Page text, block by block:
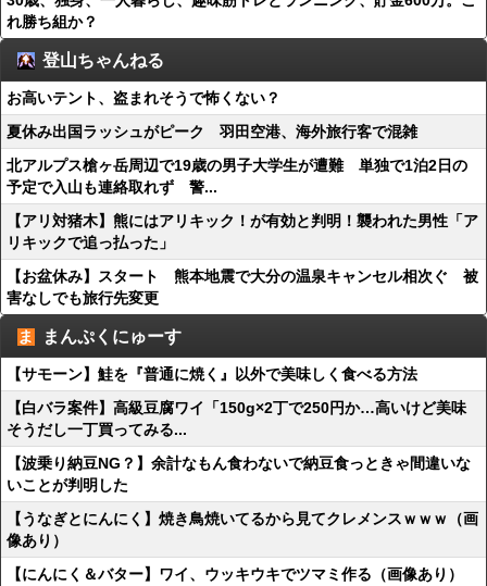
れ勝ち組か？
登山ちゃんねる
お高いテント、盗まれそうで怖くない？
夏休み出国ラッシュがピーク 羽田空港、海外旅行客で混雑
北アルプス槍ヶ岳周辺で19歳の男子大学生が遭難 単独で1泊2日の
予定で入山も連絡取れず 警...
【アリ対猪木】熊にはアリキック！が有効と判明！襲われた男性「ア
リキックで追っ払った」
【お盆休み】スタート 熊本地震で大分の温泉キャンセル相次ぐ 被
害なしでも旅行先変更
まんぷくにゅーす
【サモーン】鮭を『普通に焼く』以外で美味しく食べる方法
【白バラ案件】高級豆腐ワイ「150g×2丁で250円か…高いけど美味
そうだし一丁買ってみる...
【波乗り納豆NG？】余計なもん食わないで納豆食っときゃ間違いな
いことが判明した
【うなぎとにんにく】焼き鳥焼いてるから見てクレメンスｗｗｗ（画
像あり）
【にんにく＆バター】ワイ、ウッキウキでツマミ作る（画像あり）